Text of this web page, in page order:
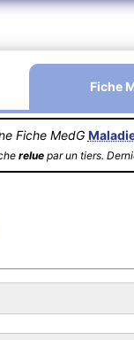
Fiche
Fiche MedG
reluepar un tiers.